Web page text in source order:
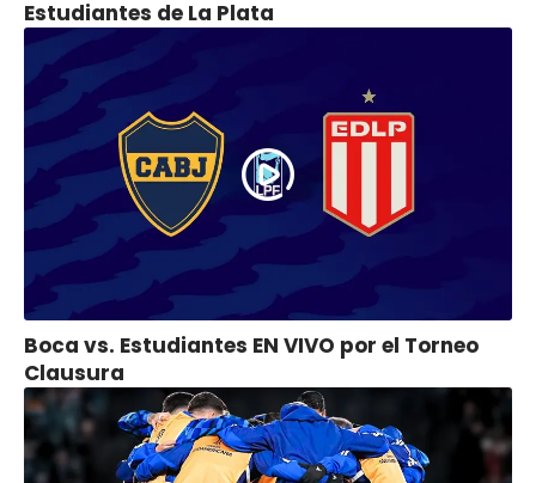
Estudiantes de La Plata
Boca vs. Estudiantes EN VIVO por el Torneo
Clausura